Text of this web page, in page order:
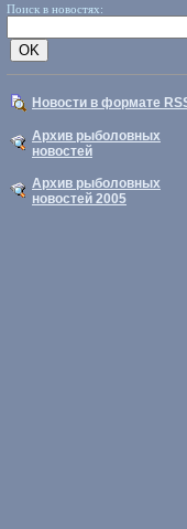
Поиск в новостях:
Новости в формате
Архив рыболовных
новостей
Архив рыболовных
новостей 2005